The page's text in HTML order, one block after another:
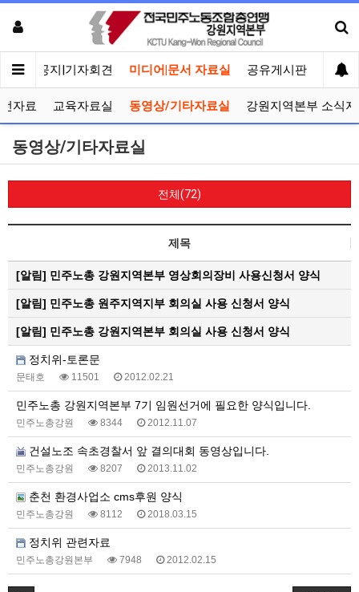
인 공지|기자회견 미디어|문서 자료실 공유게시판 선거
자료 교육자료실 동영상/기타자료실 강원지역본부 소식지
동영상/기타자료실
전체(72)
제목
[알림] 민주노총 강원지역본부 영상회의장비 사용신청서 양식
[알림] 민주노총 원주지역지부 회의실 사용 신청서 양식
[알림] 민주노총 강원지역본부 회의실 사용 신청서 양식
정치위-토론문
문태호 11501 2012.02.21
민주노총 강원지역본부 7기 임원선거에 필요한 양식입니다.
민주노총강원 8344 2012.11.07
건설노조 속초경찰서 앞 결의대회 동영상입니다.
민주노총강원 8207 2013.11.02
춘천 환경사업소 cms후원 양식
민주노총강원 8112 2018.03.15
정치위 관련자료
민주노총강원본부 7948 2012.02.15